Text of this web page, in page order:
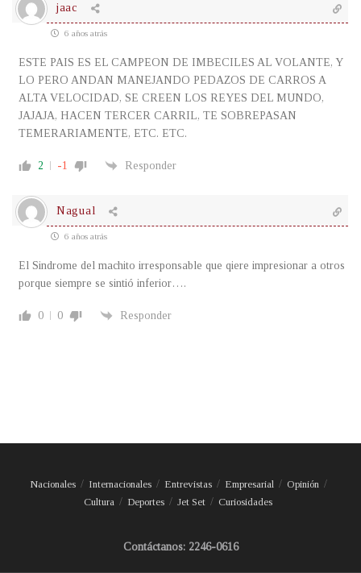
jaac
6 años atrás
ESTE PAIS ES EL CAMPEON DE IMBECILES AL VOLANTE, Y
LO PERO ANDAN MANEJANDO PEDAZOS DE CARROS A
ALTA VELOCIDAD, SE CREEN LOS REYES DEL MUNDO,
JAJAJA, HACEN TERCER CARRIL, TE SOBREPASAN
TEMERARIAMENTE, ETC. ETC.
2 -1 Responder
Nagual
6 años atrás
El Sindrome del machito irresponsable que qiere impresionar a otros
porque siempre se sintió inferior….
0 0 Responder
Nacionales Internacionales Entrevistas Empresarial
Opinión
Cultura
Deportes Jet Set Curiosidades
Contáctanos: 2246-0616